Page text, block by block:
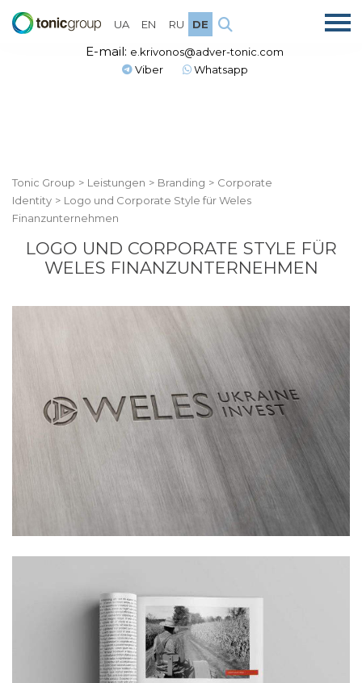
UA EN RU DE
E-mail: e.krivonos@adver-tonic.com
Viber
Whatsapp
Tonic Group > Leistungen > Branding > Corporate
Identity > Logo und Corporate Style für Weles
Finanzunternehmen
LOGO UND CORPORATE STYLE FÜR
WELES FINANZUNTERNEHMEN